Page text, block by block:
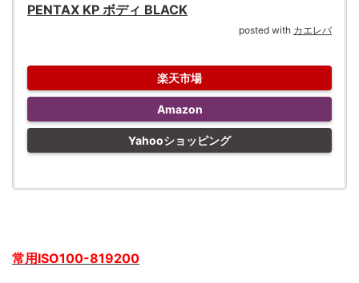
PENTAX KP ボディ BLACK
posted with カエレバ
楽天市場
Amazon
Yahooショッピング
常用ISO100-819200